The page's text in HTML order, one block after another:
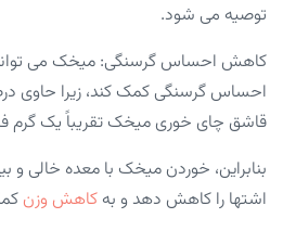
توصیه می شود.
کاهش احساس گرسنگی: میخک می
احساس گرسنگی کمک کند، زیرا حاوی
قاشق چای خوری میخک تقریباً یک گرم
بنابراین، خوردن میخک با معده خالی و
اشتها را کاهش دهد و به کاهش وزن